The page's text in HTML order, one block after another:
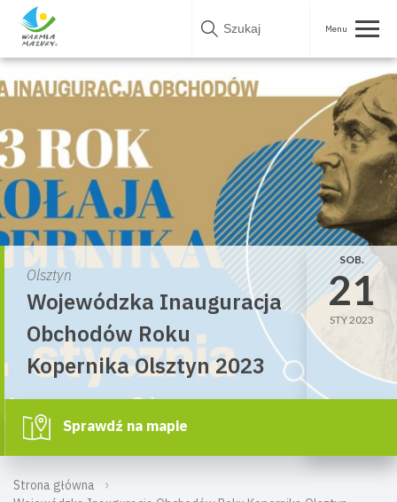
Skip
Strona główna
Olsztyn
Wojewódzka Inauguracja
Obchodów Roku
Kopernika Olsztyn 2023
SOB.
21
STY 2023
Sprawdź na mapie